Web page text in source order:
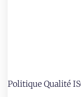
Politique Qualité